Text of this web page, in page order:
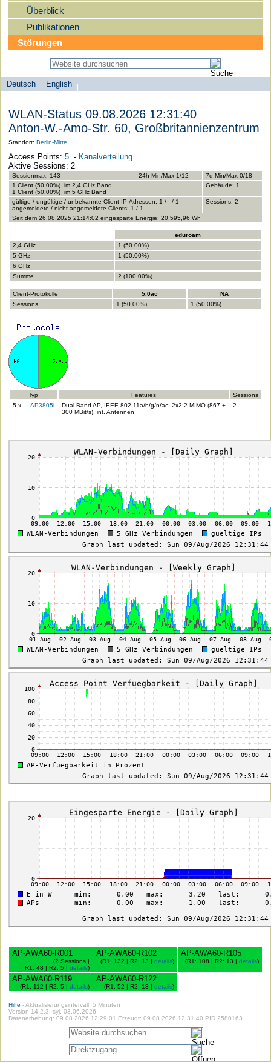
Überblick
Publikationen
Störungen
Sprachauswahl
Deutsch
English
search-menu
Universität
zu
Berlin
-
Computer-
und
Medienservice
WLAN-Status 09.08.2026 12:31:40
Anton-W.-Amo-Str. 60, Großbritannienzentrum
Standort: Berlin-Mitte
Access Points: 5- Kanalverteilung
Aktive Sessions: 2
Sessionmax: 143 24h Min/Max 1/12
7d Min/Max 0/18
1 Client (50.00%) im 2,4 GHz Band
1 Client (50.00%) im 5 GHz Band
Gebäude: 1
gültige / ungültige / unbekannte Client IP-Adressen: 1 / - / 1
angemeldete / nicht angemeldete Clients: 1 / 1
Sessions: 2
Seit dem 26.08.2025 21:14:02 eingesparte Energie: 20.595,96 Wh
eduroam
2,4 GHz
1 (50.00%)
5 GHz
1 (50.00%)
6 GHz
Summe
2 (100.00%)
Client-Protokolle 5.0ac
NA
Sessions
1 (50.00%) 1 (50.00%)
Typ Features
Sessions
5 x
AP3805i
Dual Band AP, IEEE 802.11a/b/g/n/ac, 2x2:2 MIMO (867 +
300 MBit/s), int. Antennen
2
AP-AWA60-R001
(2 Sessions |
R1: 48 | R2: 5 | details)
AP-AWA60-R102
(R1: 132 | R2: 13 | details)
AP-AWA60-R105
(R1: 108 | R2: 13 | details)
AP-AWA60-R119
(R1: 112 | R2: 5 | details)
AP-AWA60-R122
(R1: 52 | R2: 13 | details)
Hilfe - Aktualisierungsintervall: 5 Minuten
Version 14.2.3, syj, 03.06.2026
Datenerhebung: 09.08.2026 12:29:01 Erzeugt: 09.08.2026 12:31:40 PID 2580163